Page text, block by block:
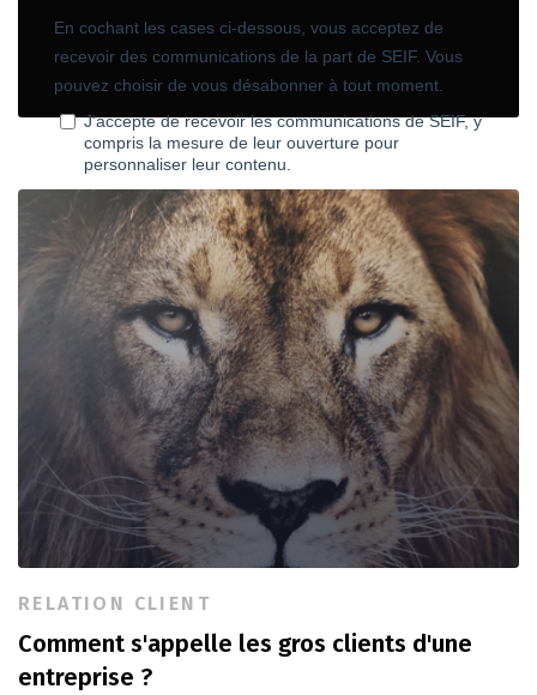
RELATION CLIENT
Comment s'appelle les gros clients d'une
entreprise ?